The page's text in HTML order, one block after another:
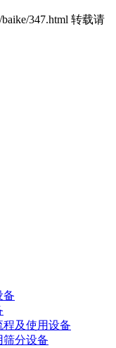
347.html 转载请
备
及使用设备
筛分设备